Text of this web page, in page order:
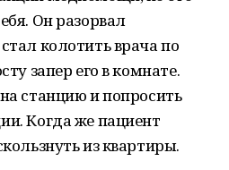
Он разорвал
колотить врача по
запер его в комнате.
станцию и попросить
Когда же пациент
из квартиры.